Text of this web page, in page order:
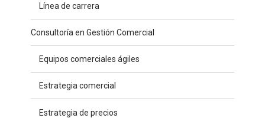
Línea de carrera
Consultoría en Gestión Comercial
Equipos comerciales ágiles
Estrategia comercial
Estrategia de precios